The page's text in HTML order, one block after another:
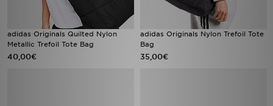
adidas Originals Quilted Nylon
Metallic Trefoil Tote Bag
40,00€
adidas Originals Nylon Trefoil Tote
Bag
35,00€